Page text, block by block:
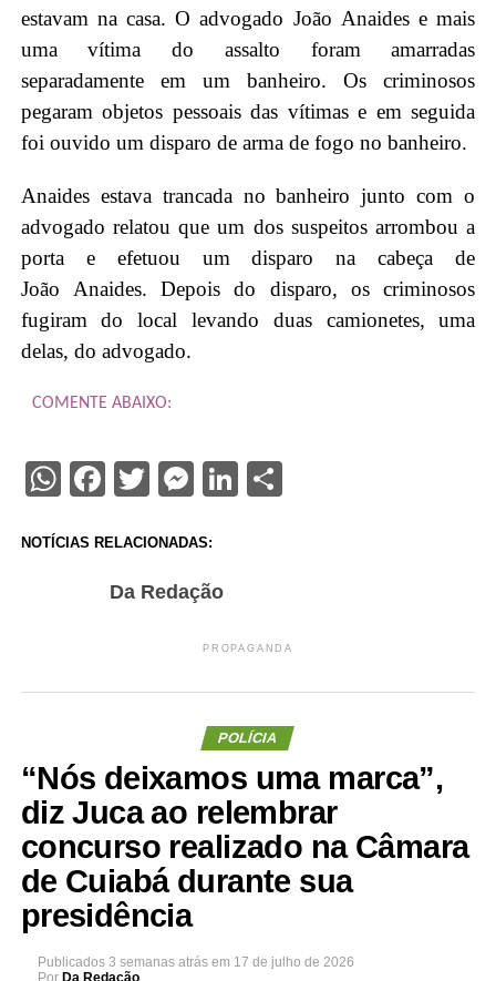
estavam na casa. O advogado João Anaides e mais
uma vítima do assalto foram amarradas
separadamente em um banheiro. Os criminosos
pegaram objetos pessoais das vítimas e em seguida
foi ouvido um disparo de arma de fogo no banheiro.
Anaides estava trancada no banheiro junto com o
advogado relatou que um dos suspeitos arrombou a
porta e efetuou um disparo na cabeça de
João Anaides. Depois do disparo, os criminosos
fugiram do local levando duas camionetes, uma
delas, do advogado.
COMENTE ABAIXO:
WhatsApp
Facebook
Twitter
Messenger
LinkedIn
Share
NOTÍCIAS RELACIONADAS:
Da Redação
PROPAGANDA
POLÍCIA
“Nós deixamos uma marca”,
diz Juca ao relembrar
concurso realizado na Câmara
de Cuiabá durante sua
presidência
Publicados 3 semanas atrás em 17 de julho de 2026
Por Da Redação